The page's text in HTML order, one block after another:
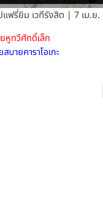
ฟรี่ยิม เวทีรังสิต | 7 เม.ย.
หูทวีศักดิ์เล็ก
บายคาราโอเกะ